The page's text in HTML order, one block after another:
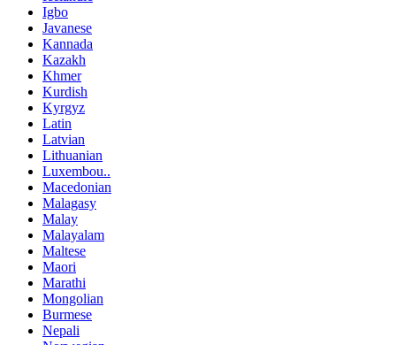
Igbo
Javanese
Kannada
Kazakh
Khmer
Kurdish
Kyrgyz
Latin
Latvian
Lithuanian
Luxembou..
Macedonian
Malagasy
Malay
Malayalam
Maltese
Maori
Marathi
Mongolian
Burmese
Nepali